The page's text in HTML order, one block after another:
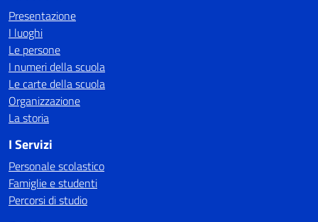
Presentazione
I luoghi
Le persone
I numeri della scuola
Le carte della scuola
Organizzazione
La storia
I Servizi
Personale scolastico
Famiglie e studenti
Percorsi di studio